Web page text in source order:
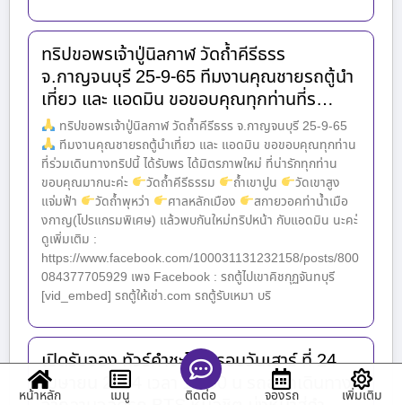
ทริปขอพรเจ้าปู่นิลกาฬ วัดถ้ำคีรีธรร
จ.กาญจนบุรี 25-9-65 ทีมงานคุณชายรถตู้นำ
เที่ยว และ แอดมิน ขอขอบคุณทุกท่านที่ร…
ทริปขอพรเจ้าปู่นิลกาฬ วัดถ้ำคีรีธรร จ.กาญจนบุรี 25-9-65
ทีมงานคุณชายรถตู้นำเที่ยว และ แอดมิน ขอขอบคุณทุกท่าน
ที่ร่วมเดินทางทริปนี้ ได้รับพร ได้มิตรภาพใหม่ ที่น่ารักทุกท่าน
ขอบคุณมากนะค่ะ
วัดถ้ำคีรีธรรม ถ้ำเขาปูน
วัดเขาสูง
แจ่มฟ้า
วัดถ้ำพุหว่า ศาลหลักเมือง
สกายวอคท่าน้ำเมือ
งกาญ(โปรแกรมพิเศษ) แล้วพบกันใหม่ทริปหน้า กับแอดมิน นะคะ่
ดูเพิ่มเติม :
https://www.facebook.com/100031131232158/posts/800
084377705929 เพจ Facebook : รถตู้ไปเขาคิชกุฏจันทบุรี
[vid_embed] รถตู้ให้เช่า.com รถตู้รับเหมา บริ
เปิดรับจอง ทัวร์คำชะโนด รอบวันเสาร์ ที่ 24
เมษายน 2564 เวลา 19.00 น รถออกเดินทาง
หน้าหลัก เมนู ติดต่อ จองรถ เพิ่มเติม